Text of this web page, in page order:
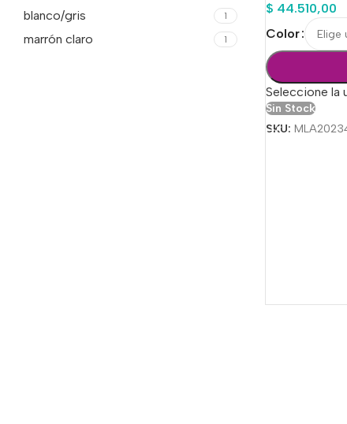
blanco/gris 1
marrón claro 1
$ 44.510,00
Color
Seleccione la
Sin Stock
SKU: